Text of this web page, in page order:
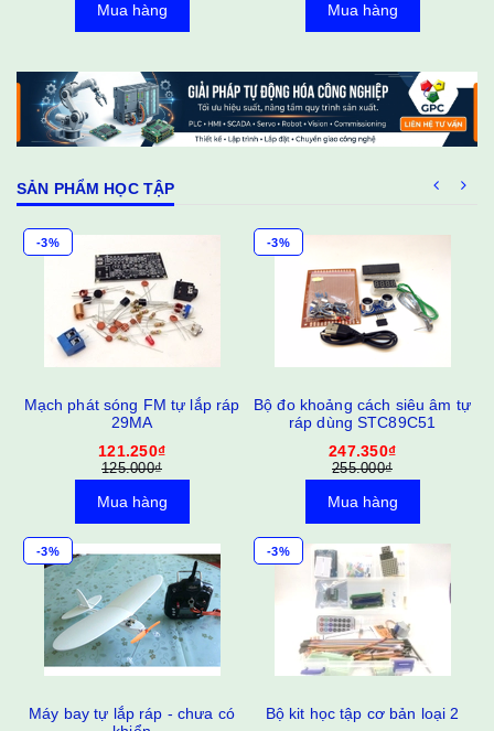
Mua hàng Mua hàng
SẢN PHẨM HỌC TẬP
-3%
Mạch phát sóng FM tự lắp ráp
29MA
121.250₫
125.000₫
Mua hàng
-3%
Máy bay tự lắp ráp - chưa có
-3%
Bộ đo khoảng cách siêu âm tự
ráp dùng STC89C51
247.350₫
255.000₫
Mua hàng
-3%
Bộ kit học tập cơ bản loại 2